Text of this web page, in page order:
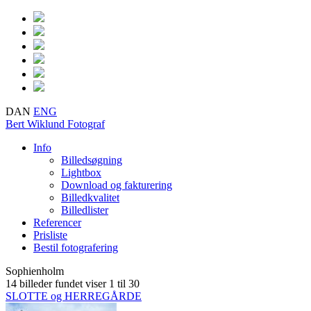
DAN ENG
Bert Wiklund Fotograf
Info
Billedsøgning
Lightbox
Download og fakturering
Billedkvalitet
Billedlister
Referencer
Prisliste
Bestil fotografering
Sophienholm
14 billeder fundet viser 1 til 30
SLOTTE og HERREGÅRDE